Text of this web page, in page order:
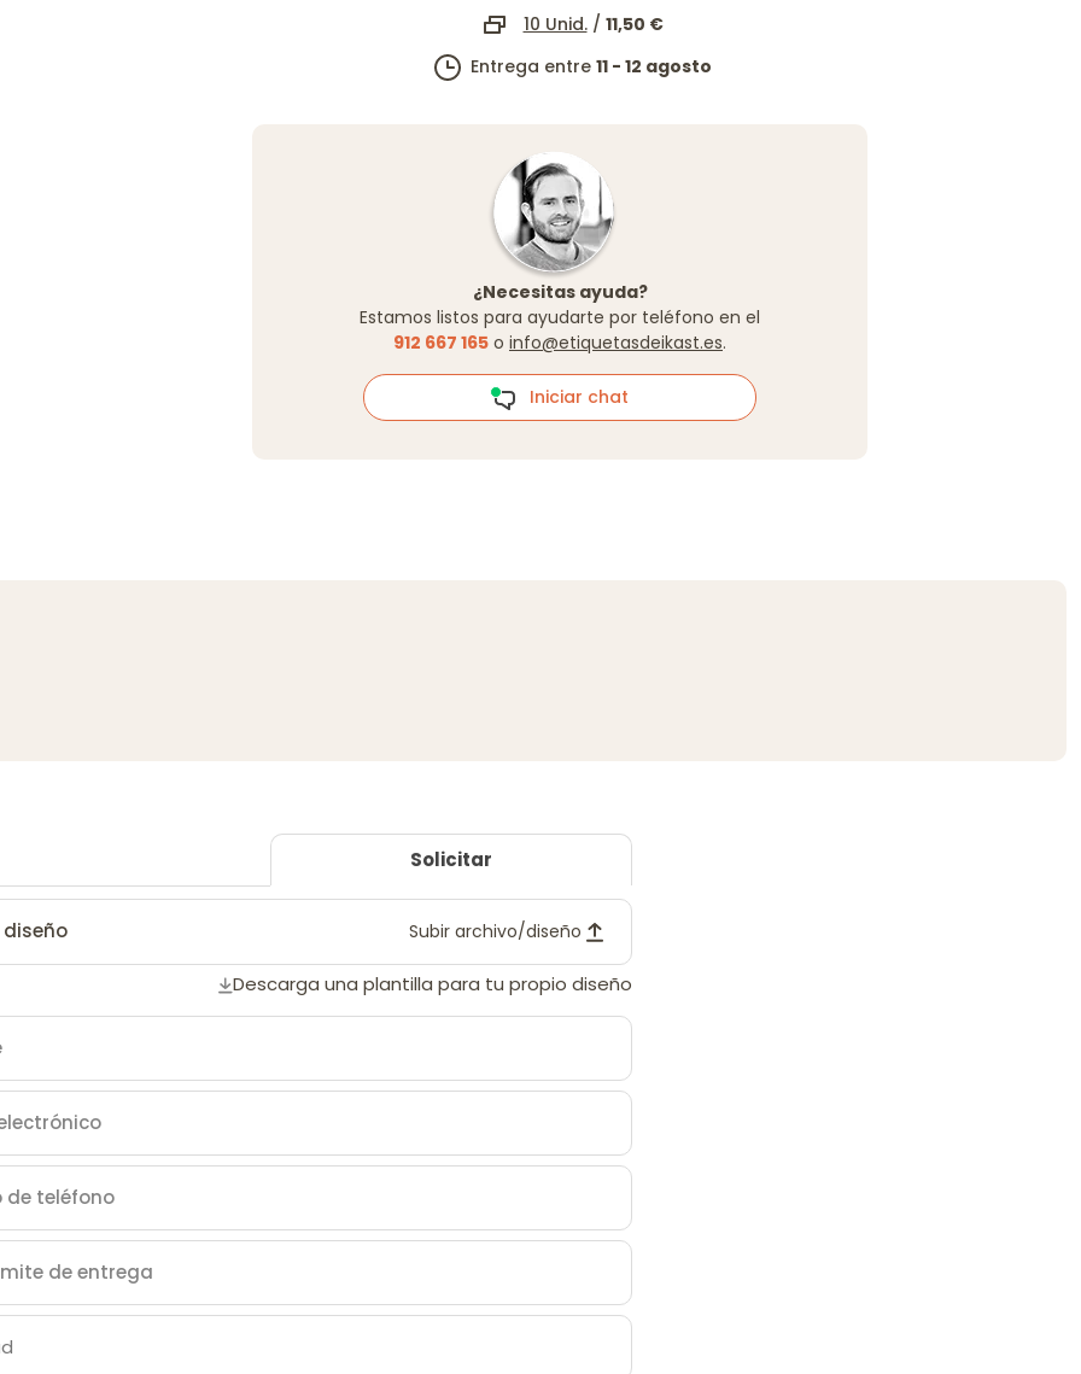
10 Unid./ 11,50 €
Entrega entre 11 - 12 agosto
¿Necesitas ayuda?
Estamos listos para ayudarte por teléfono en el
912 667 165 o info@etiquetasdeikast.es.
Iniciar chat
Solicitar
diseño Subir archivo/diseño
Descarga una plantilla para tu propio diseño